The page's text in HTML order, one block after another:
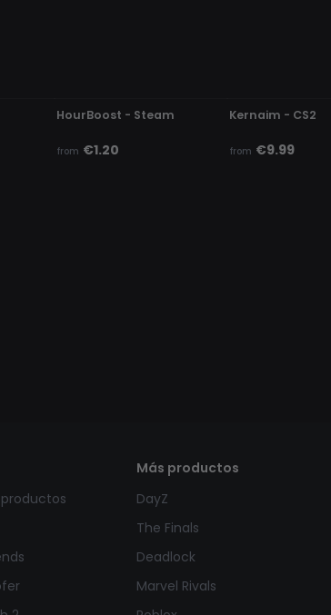
HourBoost - Steam
from €1.20
Kernaim - CS2
from €9.99
Más productos
DayZ
The Finals
Deadlock
Marvel Rivals